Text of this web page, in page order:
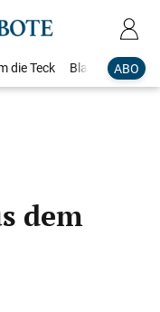
ABO
die Teck Blaulicht
dem